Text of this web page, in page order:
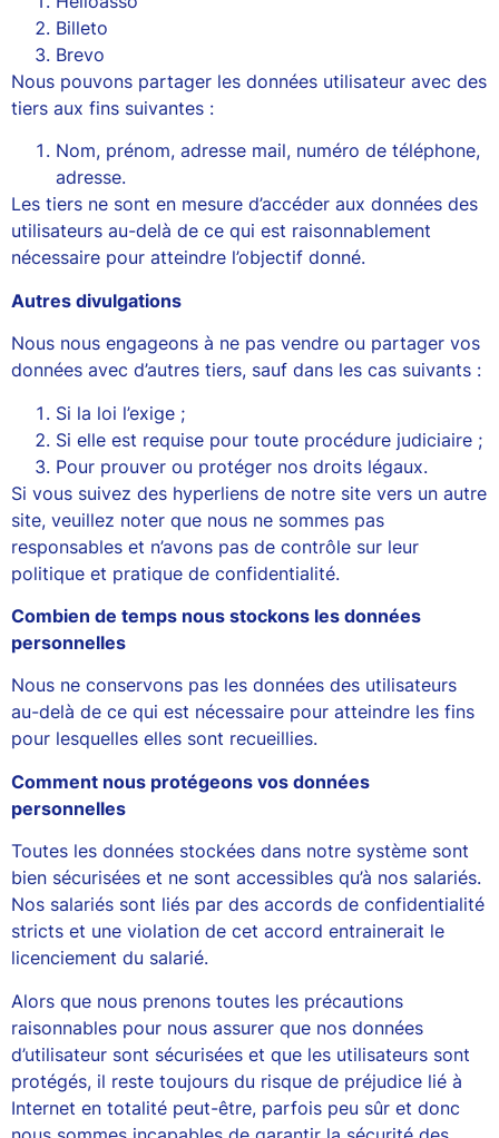
Billeto
Brevo
Nous pouvons partager les données utilisateur avec des
tiers aux fins suivantes :
Nom, prénom, adresse mail, numéro de téléphone,
adresse.
Les tiers ne sont en mesure d’accéder aux données des
utilisateurs au-delà de ce qui est raisonnablement
nécessaire pour atteindre l’objectif donné.
Autres divulgations
Nous nous engageons à ne pas vendre ou partager vos
données avec d’autres tiers, sauf dans les cas suivants :
Si la loi l’exige ;
Si elle est requise pour toute procédure judiciaire ;
Pour prouver ou protéger nos droits légaux.
Si vous suivez des hyperliens de notre site vers un autre
site, veuillez noter que nous ne sommes pas
responsables et n’avons pas de contrôle sur leur
politique et pratique de confidentialité.
Combien de temps nous stockons les données
personnelles
Nous ne conservons pas les données des utilisateurs
au-delà de ce qui est nécessaire pour atteindre les fins
pour lesquelles elles sont recueillies.
Comment nous protégeons vos données
personnelles
Toutes les données stockées dans notre système sont
bien sécurisées et ne sont accessibles qu’à nos salariés.
Nos salariés sont liés par des accords de confidentialité
stricts et une violation de cet accord entrainerait le
licenciement du salarié.
Alors que nous prenons toutes les précautions
raisonnables pour nous assurer que nos données
d’utilisateur sont sécurisées et que les utilisateurs sont
protégés, il reste toujours du risque de préjudice lié à
Internet en totalité peut-être, parfois peu sûr et donc